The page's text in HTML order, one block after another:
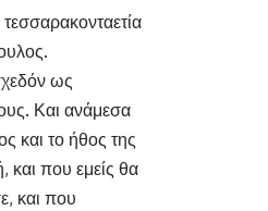
ως
Και ανάμεσα
και το ήθος της
που εμείς θα
και που